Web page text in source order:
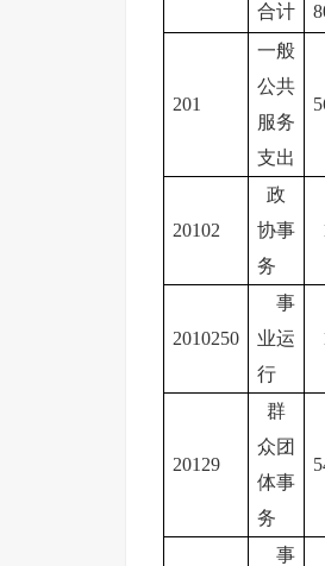
合计
201
一般
公共
服务
支出
20102
政
协事
务
2010250
事
业运
行
20129
群
众团
体事
务
事